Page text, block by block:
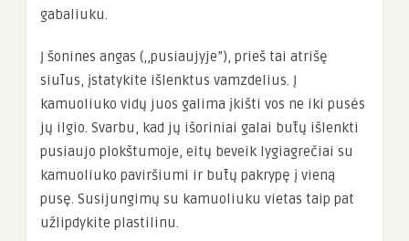
gabaliuku.
Į šonines angas (,,pusiaujyje”), prieš tai atrišę
siūlus, įstatykite išlenktus vamzdelius. Į
kamuoliuko vidų juos galima įkišti vos ne iki pusės
jų ilgio. Svarbu, kad jų išoriniai galai būtų išlenkti
pusiaujo plokštumoje, eitų beveik lygiagrečiai su
kamuoliuko paviršiumi ir būtų pakrypę į vieną
pusę. Susijungimų su kamuoliuku vietas taip pat
užlipdykite plastilinu.